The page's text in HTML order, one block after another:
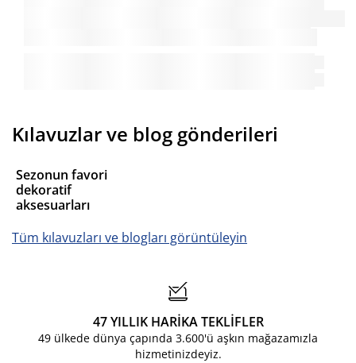
Kılavuzlar ve blog gönderileri
Sezonun favori
dekoratif
aksesuarları
Tüm kılavuzları ve blogları görüntüleyin
47 YILLIK HARİKA TEKLİFLER
49 ülkede dünya çapında 3.600'ü aşkın mağazamızla
hizmetinizdeyiz.